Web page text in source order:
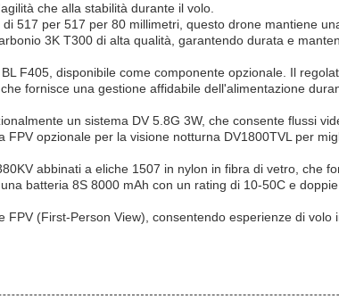
che alla stabilità durante il volo.
517 per 517 per 80 millimetri, questo drone mantiene
3K T300 di alta qualità, garantendo durata e
F405, disponibile come componente opzionale. Il
fornisce una gestione affidabile dell'alimentazione
un sistema DV 5.8G 3W, che consente flussi
opzionale per la visione notturna DV1800TVL per
abbinati a eliche 1507 in nylon in fibra di vetro, che
batteria 8S 8000 mAh con un rating di 10-50C e
(First-Person View), consentendo esperienze di volo